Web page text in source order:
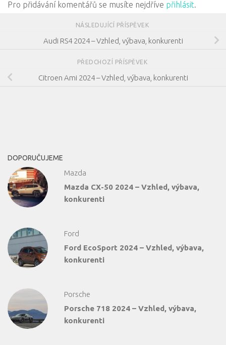
Pro přidávání komentářů se musíte nejdříve přihlásit.
NÁSLEDUJÍCÍ PŘÍSPĚVEK
Audi RS4 2024 – Vzhled, výbava, konkurenti
PŘEDCHOZÍ PŘÍSPĚVEK
Citroen Ami 2024 – Vzhled, výbava, konkurenti
DOPORUČUJEME
Mazda
Mazda CX-50 2024 – Vzhled, výbava,
konkurenti
Ford
Ford EcoSport 2024 – Vzhled, výbava,
konkurenti
Porsche
Porsche 718 2024 – Vzhled, výbava,
konkurenti